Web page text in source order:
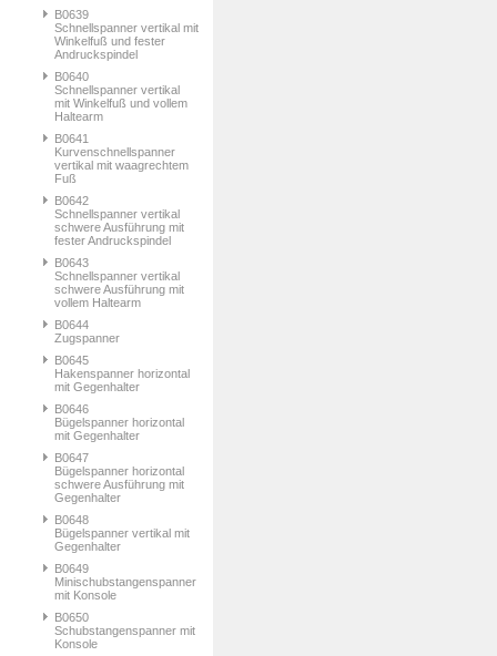
B0639
Schnellspanner vertikal mit
Winkelfuß und fester
Andruckspindel
B0640
Schnellspanner vertikal
mit Winkelfuß und vollem
Haltearm
B0641
Kurvenschnellspanner
vertikal mit waagrechtem
Fuß
B0642
Schnellspanner vertikal
schwere Ausführung mit
fester Andruckspindel
B0643
Schnellspanner vertikal
schwere Ausführung mit
vollem Haltearm
B0644
Zugspanner
B0645
Hakenspanner horizontal
mit Gegenhalter
B0646
Bügelspanner horizontal
mit Gegenhalter
B0647
Bügelspanner horizontal
schwere Ausführung mit
Gegenhalter
B0648
Bügelspanner vertikal mit
Gegenhalter
B0649
Minischubstangenspanner
mit Konsole
B0650
Schubstangenspanner mit
Konsole